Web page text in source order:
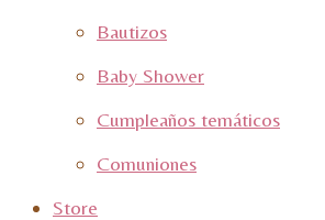
Bautizos
Baby Shower
Cumpleaños temáticos
Comuniones
Store